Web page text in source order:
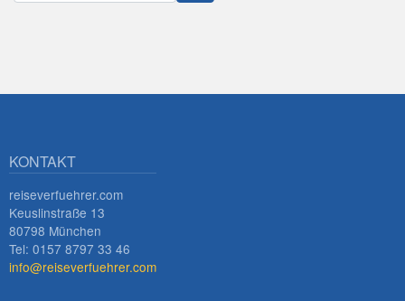
KONTAKT
reiseverfuehrer.com
Keuslinstraße 13
80798 München
Tel: 0157 8797 33 46
info@reiseverfuehrer.com